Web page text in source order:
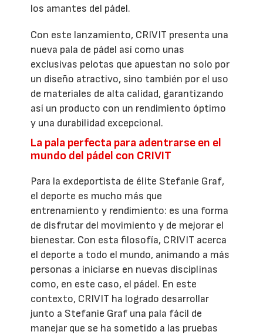
los amantes del pádel.
Con este lanzamiento, CRIVIT presenta una
nueva pala de pádel así como unas
exclusivas pelotas que apuestan no solo por
un diseño atractivo, sino también por el uso
de materiales de alta calidad, garantizando
así un producto con un rendimiento óptimo
y una durabilidad excepcional.
La pala perfecta para adentrarse en el
mundo del pádel con CRIVIT
Para la exdeportista de élite Stefanie Graf,
el deporte es mucho más que
entrenamiento y rendimiento: es una forma
de disfrutar del movimiento y de mejorar el
bienestar. Con esta filosofía, CRIVIT acerca
el deporte a todo el mundo, animando a más
personas a iniciarse en nuevas disciplinas
como, en este caso, el pádel. En este
contexto, CRIVIT ha logrado desarrollar
junto a Stefanie Graf una pala fácil de
manejar que se ha sometido a las pruebas